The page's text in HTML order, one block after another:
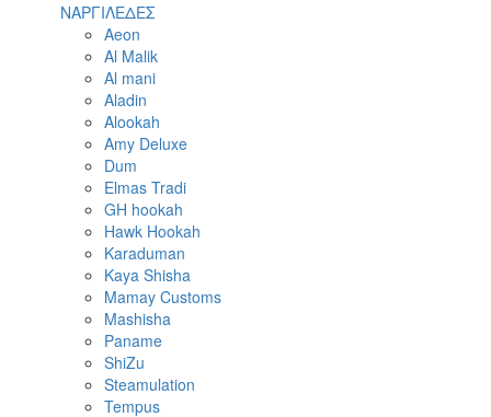
ΝΑΡΓΙΛΕΔΕΣ
Aeon
Al Malik
Al mani
Aladin
Alookah
Amy Deluxe
Dum
Elmas Tradi
GH hookah
Hawk Hookah
Karaduman
Kaya Shisha
Mamay Customs
Mashisha
Paname
ShiZu
Steamulation
Tempus